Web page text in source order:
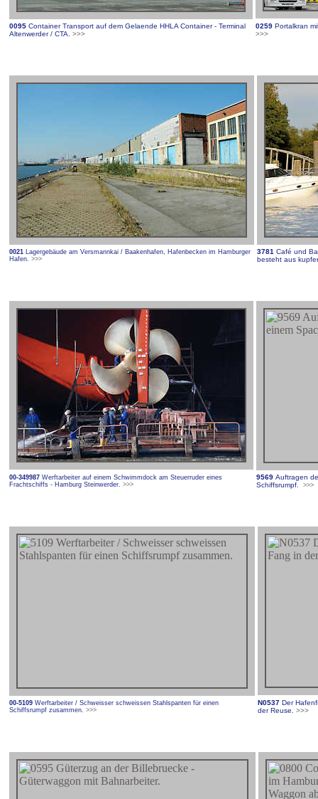
0095 Container Transport auf dem Gelaende HHLA Container - Terminal
Altenwerder / CTA.
>>>
0259 Portalkran
>>>
0021 Lagergebäude am Versmannkai / Baakenhafen, Hafenbecken im Hamburger
Hafen. >>>
3781 Café und
besteht aus
00-349987 Werftarbeiter auf einem Schwimmdock am Steuerruder eines
Frachtschiffs - Hamburg Steinwerder. >>>
9569 Auftragen
Schiffsrumpf. >>>
00-5109 Werftarbeiter / Schweisser schweissen Stahlspanten für einen
Schiffsrumpf zusammen. >>>
N0537 Der
der Reuse.
>>>